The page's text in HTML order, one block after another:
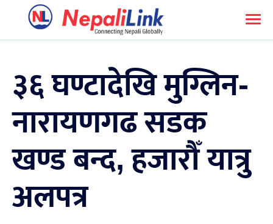
३६ घण्टादेखि मुग्लिन-
नारायणगढ सडक
खण्ड बन्द, हजारौँ यात्रु
अलपत्र